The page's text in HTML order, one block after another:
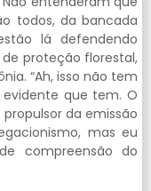
todos, da bancada
lá defendendo
proteção florestal,
“Ah, isso não tem
que tem. O
da emissão
mas eu
compreensão do